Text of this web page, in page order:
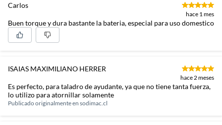
Carlos
hace 1 mes
Buen torque y dura bastante la bateria, especial para uso domestico
ISAIAS MAXIMILIANO HERRER
hace 2 meses
Es perfecto, para taladro de ayudante, ya que no tiene tanta fuerza,
lo utilizo para atornillar solamente
Publicado originalmente en sodimac.cl